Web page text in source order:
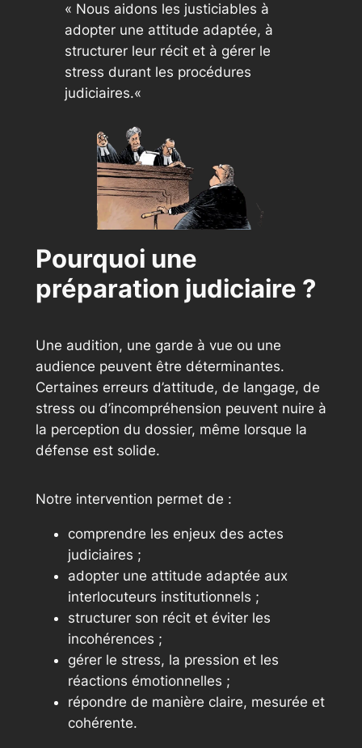
« Nous aidons les justiciables à
adopter une attitude adaptée, à
structurer leur récit et à gérer le
stress durant les procédures
judiciaires.«
Pourquoi une
préparation judiciaire ?
Une audition, une garde à vue ou une
audience peuvent être déterminantes.
Certaines erreurs d’attitude, de langage, de
stress ou d’incompréhension peuvent nuire à
la perception du dossier, même lorsque la
défense est solide.
Notre intervention permet de :
comprendre les enjeux des actes
judiciaires ;
adopter une attitude adaptée aux
interlocuteurs institutionnels ;
structurer son récit et éviter les
incohérences ;
gérer le stress, la pression et les
réactions émotionnelles ;
répondre de manière claire, mesurée et
cohérente.